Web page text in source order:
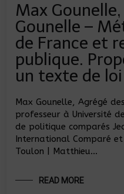
Max
Gounelle –
de France et
publique.
un texte de loi
Max Gounelle, Agrégé
professeur à Université
de politique comparés
International Comparé et
Toulon | Matthieu…
READ MORE